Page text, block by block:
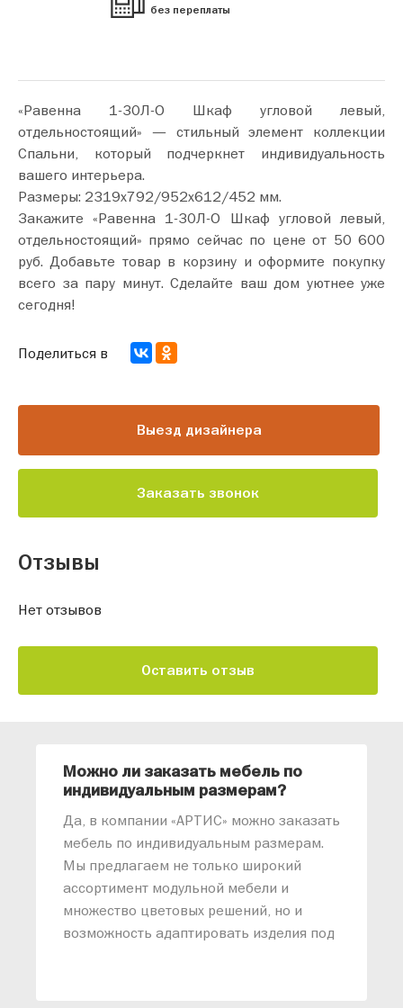
без переплаты
«Равенна 1-30Л-О Шкаф угловой левый,
отдельностоящий» — стильный элемент коллекции
Спальни, который подчеркнет индивидуальность
вашего интерьера.
Размеры: 2319х792/952х612/452 мм.
Закажите «Равенна 1-30Л-О Шкаф угловой левый,
отдельностоящий» прямо сейчас по цене от 50 600
руб. Добавьте товар в корзину и оформите покупку
всего за пару минут. Сделайте ваш дом уютнее уже
сегодня!
Выезд дизайнера
Заказать звонок
Поделиться в
Отзывы
Нет отзывов
Оставить отзыв
Можно ли заказать мебель по
индивидуальным размерам?
Да, в компании «АРТИС» можно заказать
мебель по индивидуальным размерам.
Мы предлагаем не только широкий
ассортимент модульной мебели и
множество цветовых решений, но и
возможность адаптировать изделия под